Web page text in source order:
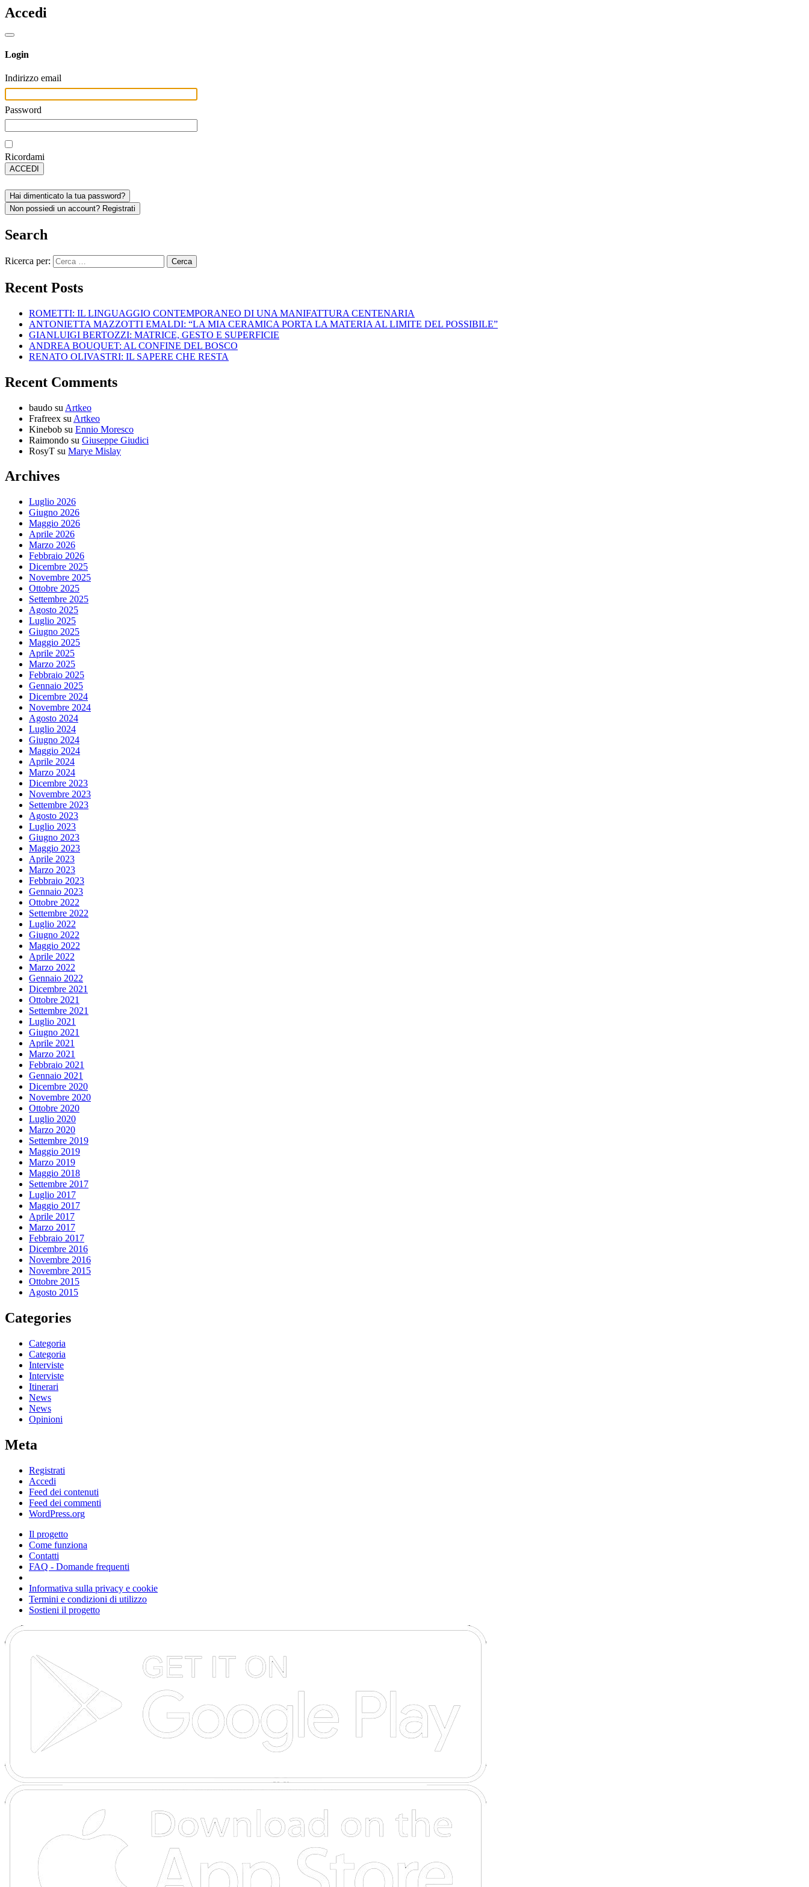
Accedi
Login
Indirizzo email
Password
Ricordami
ACCEDI
Hai dimenticato la tua password?
Non possiedi un account? Registrati
Search
Ricerca per:
Recent Posts
ROMETTI: IL LINGUAGGIO CONTEMPORANEO DI UNA MANIFATTURA CENTENARIA
ANTONIETTA MAZZOTTI EMALDI: “LA MIA CERAMICA PORTA LA MATERIA AL LIMITE DEL POSSIBILE”
GIANLUIGI BERTOZZI: MATRICE, GESTO E SUPERFICIE
ANDREA BOUQUET: AL CONFINE DEL BOSCO
RENATO OLIVASTRI: IL SAPERE CHE RESTA
Recent Comments
baudo su Artkeo
Frafreex su Artkeo
Kinebob su Ennio Moresco
Raimondo su Giuseppe Giudici
RosyT su Marye Mislay
Archives
Luglio 2026
Giugno 2026
Maggio 2026
Aprile 2026
Marzo 2026
Febbraio 2026
Dicembre 2025
Novembre 2025
Ottobre 2025
Settembre 2025
Agosto 2025
Luglio 2025
Giugno 2025
Maggio 2025
Aprile 2025
Marzo 2025
Febbraio 2025
Gennaio 2025
Dicembre 2024
Novembre 2024
Agosto 2024
Luglio 2024
Giugno 2024
Maggio 2024
Aprile 2024
Marzo 2024
Dicembre 2023
Novembre 2023
Settembre 2023
Agosto 2023
Luglio 2023
Giugno 2023
Maggio 2023
Aprile 2023
Marzo 2023
Febbraio 2023
Gennaio 2023
Ottobre 2022
Settembre 2022
Luglio 2022
Giugno 2022
Maggio 2022
Aprile 2022
Marzo 2022
Gennaio 2022
Dicembre 2021
Ottobre 2021
Settembre 2021
Luglio 2021
Giugno 2021
Aprile 2021
Marzo 2021
Febbraio 2021
Gennaio 2021
Dicembre 2020
Novembre 2020
Ottobre 2020
Luglio 2020
Marzo 2020
Settembre 2019
Maggio 2019
Marzo 2019
Maggio 2018
Settembre 2017
Luglio 2017
Maggio 2017
Aprile 2017
Marzo 2017
Febbraio 2017
Dicembre 2016
Novembre 2016
Novembre 2015
Ottobre 2015
Agosto 2015
Categories
Categoria
Categoria
Interviste
Interviste
Itinerari
News
News
Opinioni
Meta
Registrati
Accedi
Feed dei contenuti
Feed dei commenti
WordPress.org
Il progetto
Come funziona
Contatti
FAQ - Domande frequenti
Informativa sulla privacy e cookie
Termini e condizioni di utilizzo
Sostieni il progetto